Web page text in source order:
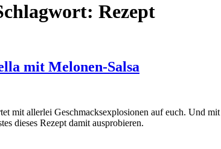
Rezept
mit Melonen-Salsa
mit allerlei Geschmacksexplosionen auf euch. Und
dieses Rezept damit ausprobieren.